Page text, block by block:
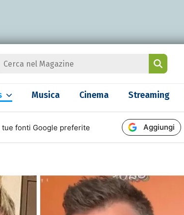
Musica Cinema Streaming
tue fonti Google preferite Aggiungi